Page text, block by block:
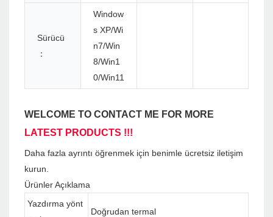
Sürücü
：
Window
s XP/Wi
n7/Win
8/Win1
0/Win11
WELCOME TO CONTACT ME FOR MORE
LATEST PRODUCTS !!!
Daha fazla ayrıntı öğrenmek için benimle ücretsiz iletişim
kurun.
Ürünler Açıklama
Yazdırma yönt
Doğrudan termal